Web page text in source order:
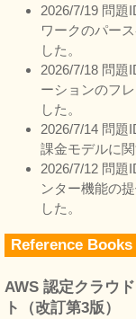
2026/7/19 問題
ワークのパー
した。
2026/7/18 問題
ーションのフ
した。
2026/7/14 問題
課金モデルに
2026/7/12 問題
ンター機能の
した。
Reference Books
AWS 認定クラウ
ト（改訂第3版）